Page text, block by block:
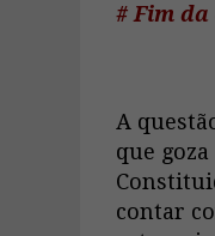
# Fim
A
que
contar